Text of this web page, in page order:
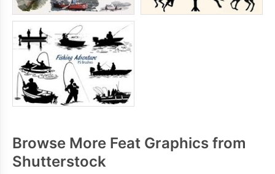
Browse More Feat Graphics from
Shutterstock